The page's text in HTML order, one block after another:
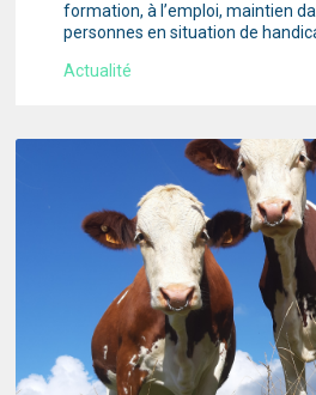
formation, à l’emploi, maintien
personnes en situation de
Actualité